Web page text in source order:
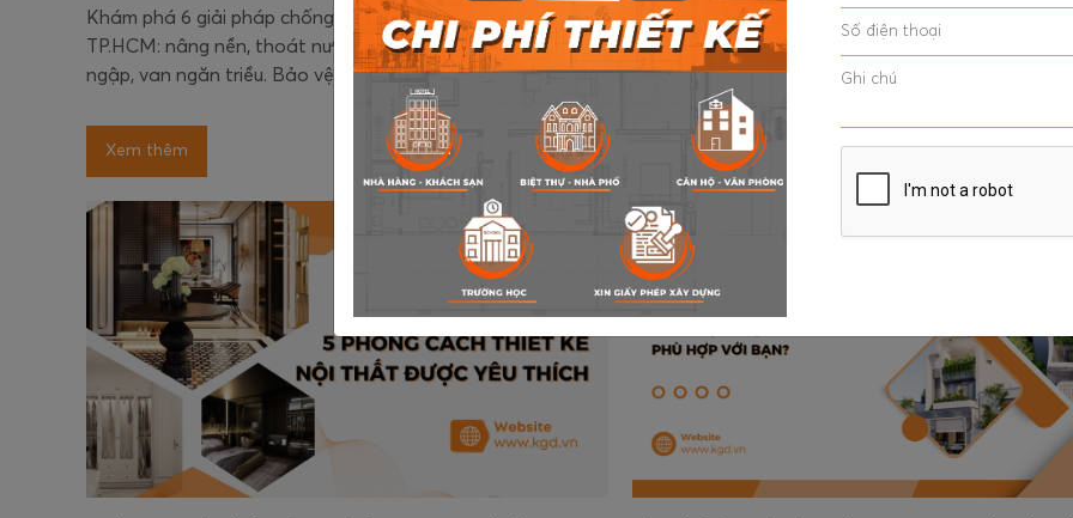
Khám phá 6 giải pháp chống ngập nhà ở hiệu quả cho
TP.HCM: nâng nền, thoát nước, chống thấm, cửa chống
ngập, van ngăn triều. Bảo vệ tổ ấm mùa mưa lũ.
Xem thêm
đồng sơ sài, thiếu pháp lý. Xem ngay cách KGD
Build giải quyết để công trình an toàn & bền vững.
Xem thêm